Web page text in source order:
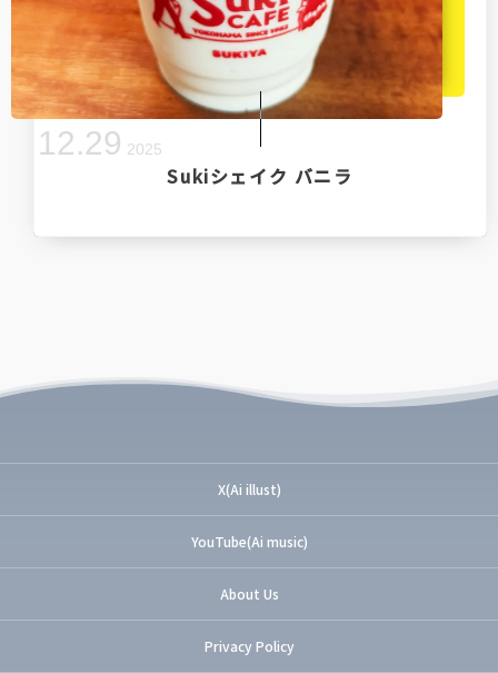
Sukiシェイク バニラ
12.29 2025
X(Ai illust)
YouTube(Ai music)
About Us
Privacy Policy